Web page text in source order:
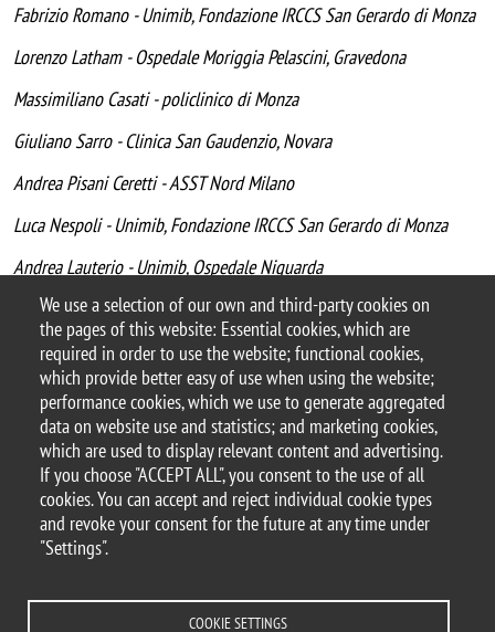
We use a selection of our own and third-party cookies on
the pages of this website: Essential cookies, which are
required in order to use the website; functional cookies,
which provide better easy of use when using the website;
performance cookies, which we use to generate aggregated
data on website use and statistics; and marketing cookies,
which are used to display relevant content and advertising.
If you choose "ACCEPT ALL", you consent to the use of all
cookies. You can accept and reject individual cookie types
and revoke your consent for the future at any time under
"Settings".
COOKIE SETTINGS
Fabrizio Romano - Unimib, Fondazione IRCCS San Gerardo di Monza
Lorenzo Latham - Ospedale Moriggia Pelascini, Gravedona
Massimiliano Casati - policlinico di Monza
Giuliano Sarro - Clinica San Gaudenzio, Novara
Andrea Pisani Ceretti - ASST Nord Milano
Luca Nespoli - Unimib, Fondazione IRCCS San Gerardo di Monza
Andrea Lauterio - Unimib, Ospedale Niguarda
Categoria news
Attualità
© 2025 University of Milano-Bicocca
Piazza dell'Ateneo Nuovo, 1 - 20126, Milan
PEC address: ateneo.bicocca@pec.unimib.it